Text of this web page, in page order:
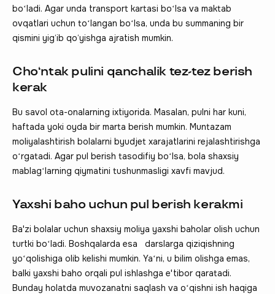
boʻladi. Agar unda transport kartasi boʻlsa va maktab
ovqatlari uchun toʻlangan boʻlsa, unda bu summaning bir
qismini yig‘ib qo‘yishga ajratish mumkin.
Choʻntak pulini qanchalik tez-tez berish
kerak
Bu savol ota-onalarning ixtiyorida. Masalan, pulni har kuni,
haftada yoki oyda bir marta berish mumkin. Muntazam
moliyalashtirish bolalarni byudjet xarajatlarini rejalashtirishga
oʻrgatadi. Agar pul berish tasodifiy boʻlsa, bola shaxsiy
mablagʻlarning qiymatini tushunmasligi xavfi mavjud.
Yaxshi baho uchun pul berish kerakmi
Ba'zi bolalar uchun shaxsiy moliya yaxshi baholar olish uchun
turtki boʻladi. Boshqalarda esa darslarga qiziqishning
yoʻqolishiga olib kelishi mumkin. Yaʻni, u bilim olishga emas,
balki yaxshi baho orqali pul ishlashga e'tibor qaratadi.
Bunday holatda muvozanatni saqlash va oʻqishni ish haqiga